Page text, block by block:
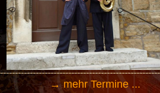
→ mehr Termine ...